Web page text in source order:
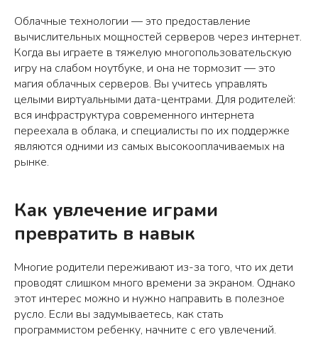
Облачные технологии — это предоставление
вычислительных мощностей серверов через интернет.
Когда вы играете в тяжелую многопользовательскую
игру на слабом ноутбуке, и она не тормозит — это
магия облачных серверов. Вы учитесь управлять
целыми виртуальными дата-центрами. Для родителей:
вся инфраструктура современного интернета
переехала в облака, и специалисты по их поддержке
являются одними из самых высокооплачиваемых на
рынке.
Как увлечение играми
превратить в навык
Многие родители переживают из-за того, что их дети
проводят слишком много времени за экраном. Однако
этот интерес можно и нужно направить в полезное
русло. Если вы задумываетесь, как стать
программистом ребенку, начните с его увлечений.